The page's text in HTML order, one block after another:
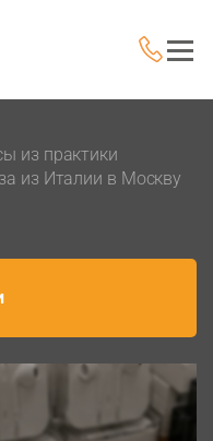
из практики
из Италии в Москву